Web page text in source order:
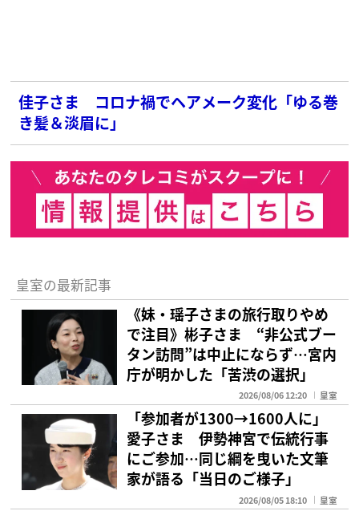
佳子さま コロナ禍でヘアメーク変化「ゆる巻
き髪＆淡眉に」
皇室の最新記事
《妹・瑶子さまの旅行取りやめ
で注目》彬子さま “非公式ブー
タン訪問”は中止にならず…宮内
庁が明かした「苦渋の選択」
2026/08/06 12:20 皇室
「参加者が1300→1600人に」
愛子さま 伊勢神宮で伝統行事
にご参加…同じ綱を曳いた文筆
家が語る「当日のご様子」
2026/08/05 18:10 皇室